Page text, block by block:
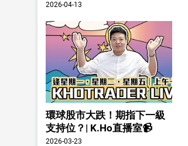
2026-04-13
環球股市大跌！期指下一級
支持位？| K.Ho直播室📹
2026-03-23